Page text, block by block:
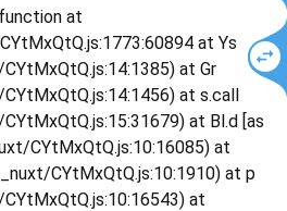
at
at Ys
at Gr
at s.call
at Bl.d [as
CYtMxQtQ.js:10:16085) at
CYtMxQtQ.js:10:1910) at p
at